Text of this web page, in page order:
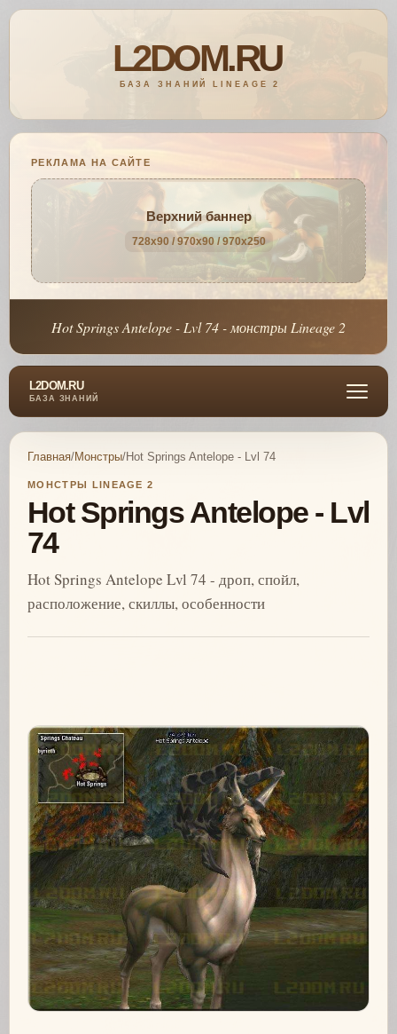
РЕКЛАМА НА САЙТЕ
Верхний баннер
728x90 / 970x90 / 970x250
Hot Springs Antelope - Lvl 74 - монстры Lineage 2
L2DOM.RU
БАЗА ЗНАНИЙ
Главная/Монстры/Hot Springs Antelope - Lvl 74
МОНСТРЫ LINEAGE 2
Hot Springs Antelope - Lvl
74
Hot Springs Antelope Lvl 74 - дроп, спойл,
расположение, скиллы, особенности